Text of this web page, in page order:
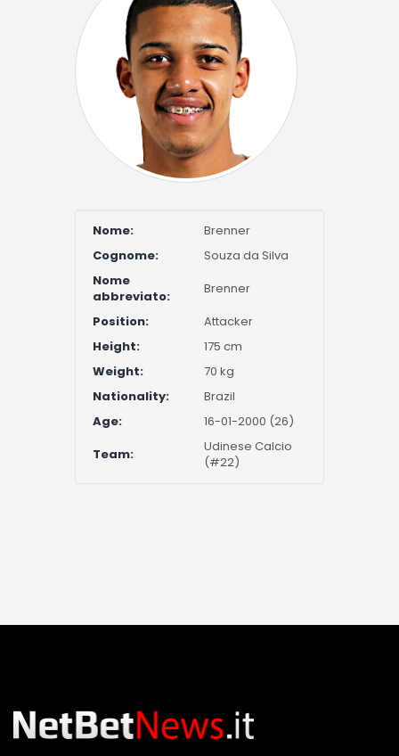
Nome:
Brenner
Cognome:
Souza da Silva
Nome
abbreviato:
Brenner
Position:
Attacker
Height:
175 cm
Weight:
70 kg
Nationality:
Brazil
Age:
16-01-2000 (26)
Team:
Udinese Calcio
(#22)